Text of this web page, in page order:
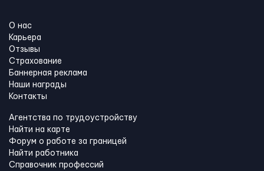
О нас
Карьера
Отзывы
Страхование
Баннерная реклама
Наши награды
Контакты
Агентства по трудоустройству
Найти на карте
Форум о работе за границей
Найти работника
Справочник профессий